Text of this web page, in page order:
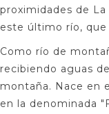
proximidades de
este último río,
Como río de
recibiendo aguas
montaña. Nace en
en la denominada